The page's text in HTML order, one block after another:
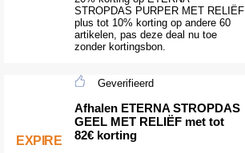
STROPDAS PURPER MET RELIËF
plus tot 10% korting op andere 60
artikelen, pas deze deal nu toe
zonder kortingsbon.
EXPIRE
Geverifieerd
Afhalen ETERNA STROPDAS
GEEL MET RELIËF met tot
82€ korting